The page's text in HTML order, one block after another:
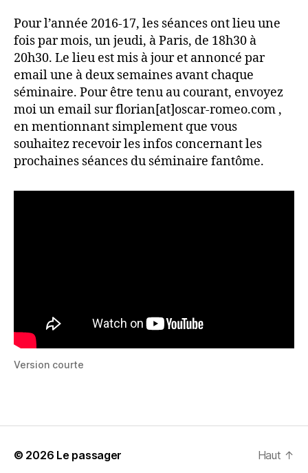
Pour l’année 2016-17, les séances ont lieu une
fois par mois, un jeudi, à Paris, de 18h30 à
20h30. Le lieu est mis à jour et annoncé par
email une à deux semaines avant chaque
séminaire. Pour être tenu au courant, envoyez
moi un email sur florian[at]oscar-romeo.com ,
en mentionnant simplement que vous
souhaitez recevoir les infos concernant les
prochaines séances du séminaire fantôme.
Version courte
© 2026 Le passager Haut ↑